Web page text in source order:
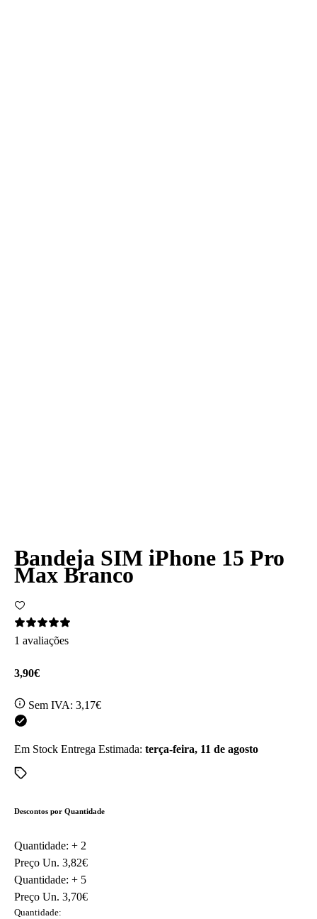
Bandeja SIM iPhone 15 Pro
Max Branco
1 avaliações
3,90€
Sem IVA: 3,17€
Em Stock Entrega Estimada: terça-feira, 11 de agosto
Descontos por Quantidade
Quantidade: + 2
Preço Un. 3,82€
Quantidade: + 5
Preço Un. 3,70€
Quantidade: